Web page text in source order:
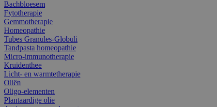
Bachbloesem
Fytotherapie
Gemmotherapie
Homeopathie
Tubes Granules-Globuli
Tandpasta homeopathie
Micro-immunotherapie
Kruidenthee
Licht- en warmtetherapie
Oliën
Oligo-elementen
Plantaardige olie